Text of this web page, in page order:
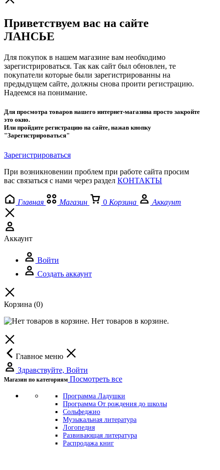
Приветствуем вас на сайте
ЛАНСЬЕ
Для покупок в нашем магазине вам необходимо
зарегистрироваться. Так как сайт был обновлен, те
покупатели которые были зарегистрированны на
предыдущем сайте, должны снова проити регистрацию.
Надеемся на понимание.
Для просмотра товаров нашего интернет-магазина просто закройте
это окно.
Или пройдите регистрацию на сайте, нажав кнопку
"Зарегистрироваться"
Зарегистрироваться
При возникновении проблем при работе сайта просим
вас связаться с нами через раздел КОНТАКТЫ
Главная Магазин 0 Корзина Аккаунт
Аккаунт
Войти
Создать аккаунт
Корзина (0)
Нет товаров в корзине.
Главное меню
Здравствуйте, Войти
Магазин по категориям Посмотреть все
Программа Ладушки
Программа От рождения до школы
Сольфеджио
Музыкальная литература
Логопедия
Развивающая литература
Распродажа книг